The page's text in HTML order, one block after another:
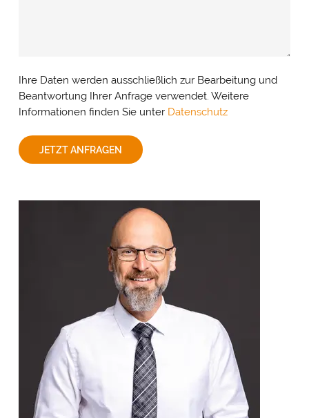
Ihre Daten werden ausschließlich zur Bearbeitung und
Beantwortung Ihrer Anfrage verwendet. Weitere
Informationen finden Sie unter Datenschutz
JETZT ANFRAGEN